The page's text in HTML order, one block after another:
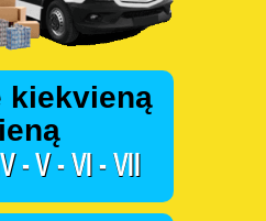
kiekvieną